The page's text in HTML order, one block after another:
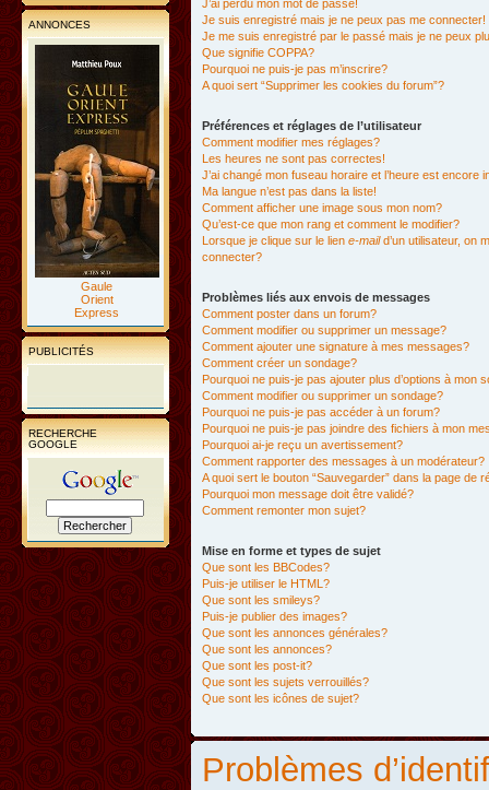
ANNONCES
Gaule
Orient
Express
PUBLICITÉS
RECHERCHE
GOOGLE
J’ai perdu mon mot de passe!
Je suis enregistré mais je ne peux pas me connecter!
Je me suis enregistré par le passé mais je ne peux
Que signifie COPPA?
Pourquoi ne puis-je pas m’inscrire?
A quoi sert “Supprimer les cookies du forum”?
Préférences et réglages de l’utilisateur
Comment modifier mes réglages?
Les heures ne sont pas correctes!
J’ai changé mon fuseau horaire et l’heure est encore
Ma langue n’est pas dans la liste!
Comment afficher une image sous mon nom?
Qu’est-ce que mon rang et comment le modifier?
Lorsque je clique sur le lien e-maild’un utilisateur, on
connecter?
Problèmes liés aux envois de messages
Comment poster dans un forum?
Comment modifier ou supprimer un message?
Comment ajouter une signature à mes messages?
Comment créer un sondage?
Pourquoi ne puis-je pas ajouter plus d’options à mon
Comment modifier ou supprimer un sondage?
Pourquoi ne puis-je pas accéder à un forum?
Pourquoi ne puis-je pas joindre des fichiers à mon
Pourquoi ai-je reçu un avertissement?
Comment rapporter des messages à un modérateur?
A quoi sert le bouton “Sauvegarder” dans la page de
Pourquoi mon message doit être validé?
Comment remonter mon sujet?
Mise en forme et types de sujet
Que sont les BBCodes?
Puis-je utiliser le HTML?
Que sont les smileys?
Puis-je publier des images?
Que sont les annonces générales?
Que sont les annonces?
Que sont les post-it?
Que sont les sujets verrouillés?
Que sont les icônes de sujet?
Problèmes